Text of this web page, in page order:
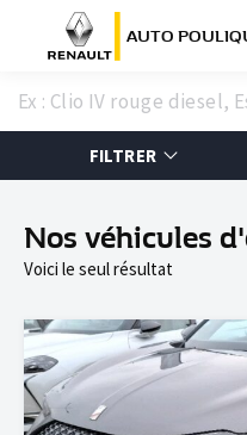
AUTO
FILTRER
Nos véhicules
Voici le seul résultat